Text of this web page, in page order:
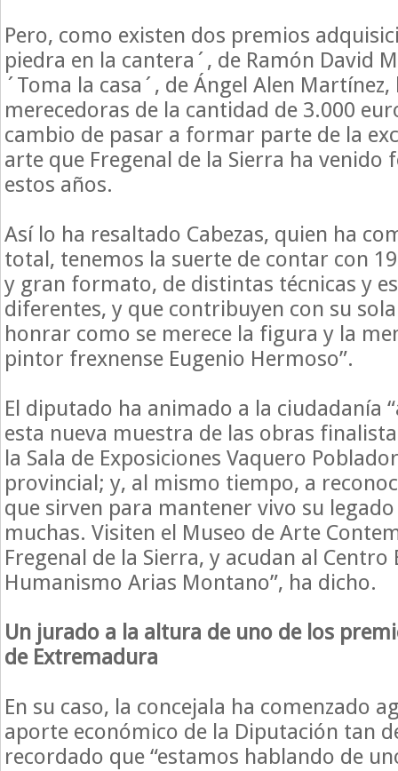
Pero, como existen dos premios
piedra en la cantera´, de Ramón David
´Toma la casa´, de Ángel Alen
merecedoras de la cantidad de 3.000
cambio de pasar a formar parte de la
arte que Fregenal de la Sierra ha
estos años.
Así lo ha resaltado Cabezas, quien ha
total, tenemos la suerte de contar con
y gran formato, de distintas técnicas y
diferentes, y que contribuyen con su
honrar como se merece la figura y la
pintor frexnense Eugenio Hermoso”.
El diputado ha animado a la ciudadanía
esta nueva muestra de las obras
la Sala de Exposiciones Vaquero
provincial; y, al mismo tiempo, a
que sirven para mantener vivo su
muchas. Visiten el Museo de Arte
Fregenal de la Sierra, y acudan al Centro
Humanismo Arias Montano”, ha dicho.
Un jurado a la altura de uno de los
de Extremadura
En su caso, la concejala ha comenzado
aporte económico de la Diputación tan
recordado que “estamos hablando de